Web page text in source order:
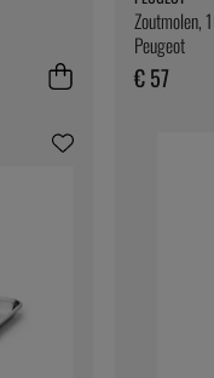
Zoutmolen,
Peugeot
€ 57